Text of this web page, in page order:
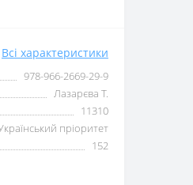
Всі характеристики
978-966-2669-29-9
Лазарєва Т.
11310
пріоритет
152